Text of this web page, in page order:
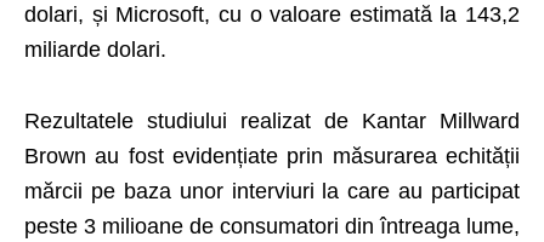
dolari, și Microsoft, cu o valoare estimată la 143,2
miliarde dolari.
Rezultatele studiului realizat de Kantar Millward
Brown au fost evidențiate prin măsurarea echității
mărcii pe baza unor interviuri la care au participat
peste 3 milioane de consumatori din întreaga lume,